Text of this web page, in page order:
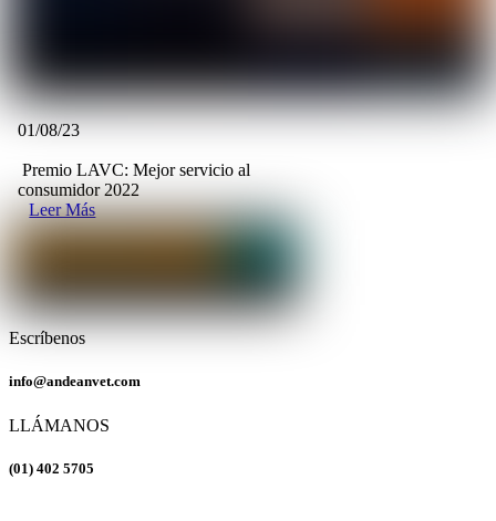
01/08/23
Premio LAVC: Mejor servicio al
consumidor 2022
Leer Más
Escríbenos
info@andeanvet.com
LLÁMANOS
(01) 402 5705